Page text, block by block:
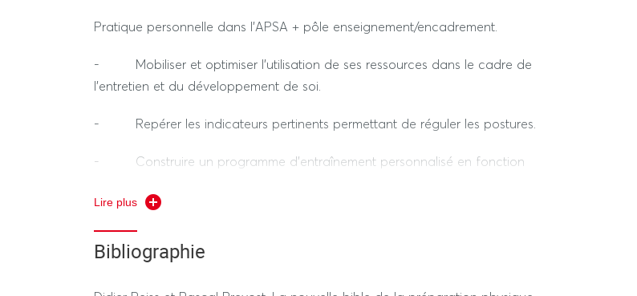
50% théorie : conception d’une fiche d’atelier (musculation) + conception
50% pratique : réalisation d’une séquence d’entraînement.
Durée ensemble de l’épreuve hors tiers temps 1h30
---------------- SESSION 2 ----------------
Pratique personnelle dans l’APSA + pôle enseignement/encadrement.
- Mobiliser et optimiser l’utilisation de ses ressources dans le cadre de
l’entretien et du développement de soi.
- Repérer les indicateurs pertinents permettant de réguler les postures.
- Construire un programme d’entraînement personnalisé en fonction
Lire plus
Bibliographie